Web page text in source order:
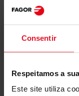
Consentir
Respeitamos a
Este site utiliza
- Peças para
exemplo,
filtros de
plástico, tais como